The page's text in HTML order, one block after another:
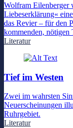
Wolfram Eilenberger
Liebeserklärung«
das Revier – für den
kommenden, nötigen
Literatur
Tief im Westen
Zwei im wahrsten
Neuerscheinungen
Ruhrgebiet.
Literatur